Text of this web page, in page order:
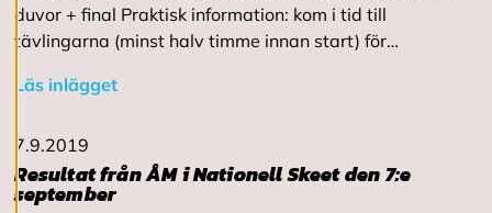
A
v
a
l
l
duvor + final Praktisk information: kom i tid till
tävlingarna (minst halv timme innan start) för…
Läs inlägget
7.9.2019
Resultat från ÅM i Nationell Skeet den 7:e
september